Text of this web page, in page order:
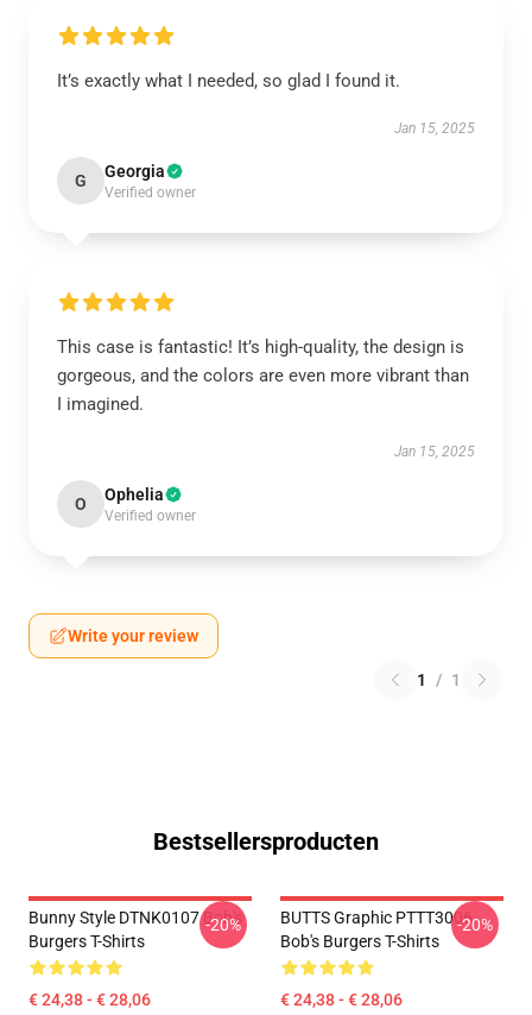
It’s exactly what I needed, so glad I found it.
Jan 15, 2025
G Georgia
Verified owner
This case is fantastic! It’s high-quality, the design is
gorgeous, and the colors are even more vibrant than
I imagined.
Jan 15, 2025
O Ophelia
Verified owner
Write your review
1 / 1
Bestsellersproducten
Bunny Style DTNK0107 Bob's
Burgers T-Shirts
€ 24,38 - € 28,06
-20%
BUTTS Graphic PTTT3006
Bob's Burgers T-Shirts
€ 24,38 - € 28,06
-20%